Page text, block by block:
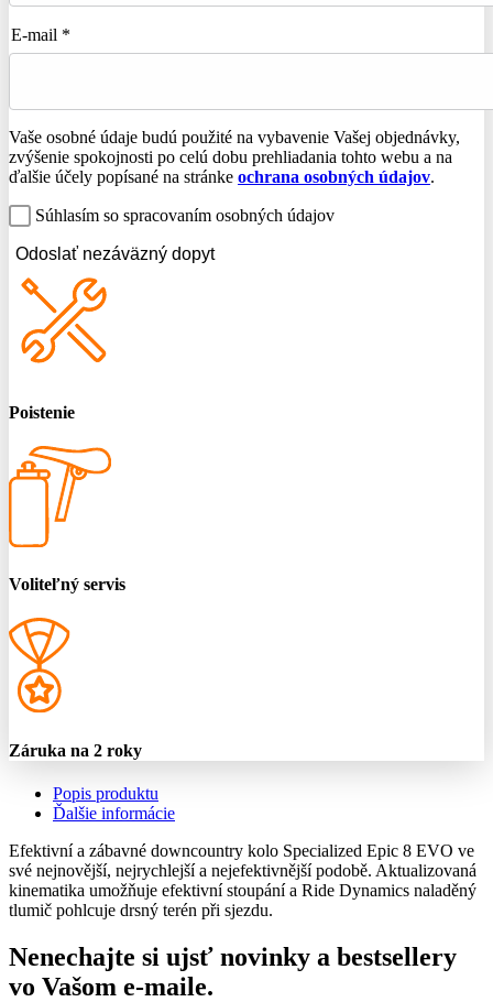
E-mail *
Vaše osobné údaje budú použité na vybavenie Vašej objednávky,
zvýšenie spokojnosti po celú dobu prehliadania tohto webu a na
ďalšie účely popísané na stránke ochrana osobných údajov.
Súhlasím so spracovaním osobných údajov
Odoslať nezáväzný dopyt
Poistenie
Voliteľný servis
Záruka na 2 roky
Popis produktu
Ďalšie informácie
Efektivní a zábavné downcountry kolo Specialized Epic 8 EVO ve
své nejnovější, nejrychlejší a nejefektivnější podobě. Aktualizovaná
kinematika umožňuje efektivní stoupání a Ride Dynamics naladěný
tlumič pohlcuje drsný terén při sjezdu.
Nenechajte si ujsť novinky a bestsellery
vo Vašom e-maile.